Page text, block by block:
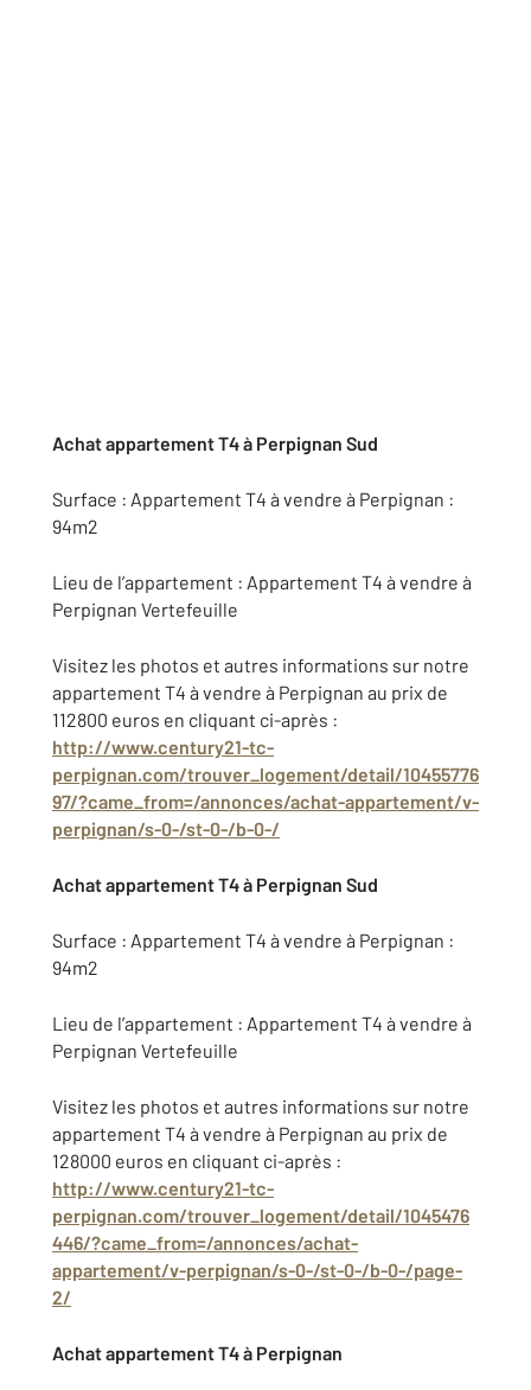
Achat appartement T4 à Perpignan Sud
Surface : Appartement T4 à vendre à Perpignan :
94m2
Lieu de l’appartement : Appartement T4 à vendre à
Perpignan Vertefeuille
Visitez les photos et autres informations sur notre
appartement T4 à vendre à Perpignan au prix de
112800 euros en cliquant ci-après :
http://www.century21-tc-
perpignan.com/trouver_logement/detail/10455776
97/?came_from=/annonces/achat-appartement/v-
perpignan/s-0-/st-0-/b-0-/
Achat appartement T4 à Perpignan Sud
Surface : Appartement T4 à vendre à Perpignan :
94m2
Lieu de l’appartement : Appartement T4 à vendre à
Perpignan Vertefeuille
Visitez les photos et autres informations sur notre
appartement T4 à vendre à Perpignan au prix de
128000 euros en cliquant ci-après :
http://www.century21-tc-
perpignan.com/trouver_logement/detail/1045476
446/?came_from=/annonces/achat-
appartement/v-perpignan/s-0-/st-0-/b-0-/page-
2/
Achat appartement T4 à Perpignan